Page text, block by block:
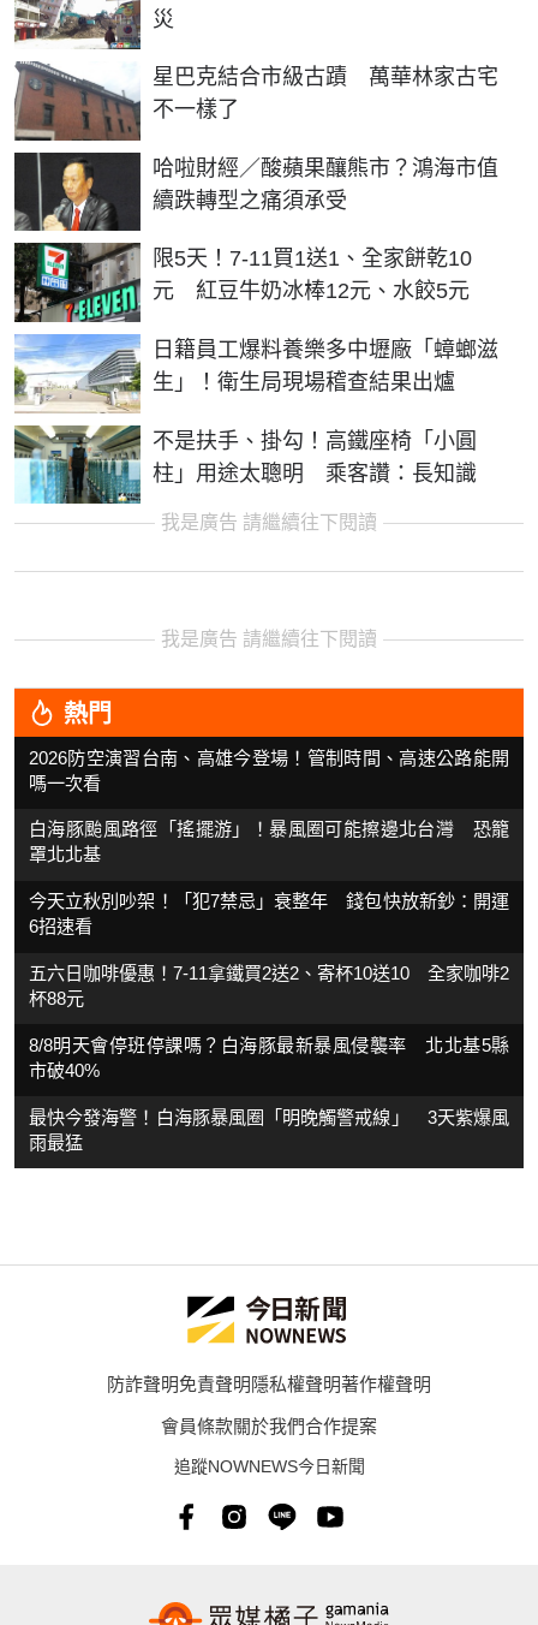
災
星巴克結合市級古蹟 萬華林家古宅
不一樣了
哈啦財經／酸蘋果釀熊市？鴻海市值
續跌轉型之痛須承受
限5天！7-11買1送1、全家餅乾10
元 紅豆牛奶冰棒12元、水餃5元
日籍員工爆料養樂多中壢廠「蟑螂滋
生」！衛生局現場稽查結果出爐
不是扶手、掛勾！高鐵座椅「小圓
柱」用途太聰明 乘客讚：長知識
我是廣告 請繼續往下閱讀
我是廣告 請繼續往下閱讀
熱門
2026防空演習台南、高雄今登場！管制時間、高速公路能開
嗎一次看
白海豚颱風路徑「搖擺游」！暴風圈可能擦邊北台灣 恐籠
罩北北基
今天立秋別吵架！「犯7禁忌」衰整年 錢包快放新鈔：開運
6招速看
五六日咖啡優惠！7-11拿鐵買2送2、寄杯10送10 全家咖啡2
杯88元
8/8明天會停班停課嗎？白海豚最新暴風侵襲率 北北基5縣
市破40%
最快今發海警！白海豚暴風圈「明晚觸警戒線」 3天紫爆風
雨最猛
防詐聲明免責聲明隱私權聲明著作權聲明
會員條款關於我們合作提案
追蹤NOWNEWS今日新聞